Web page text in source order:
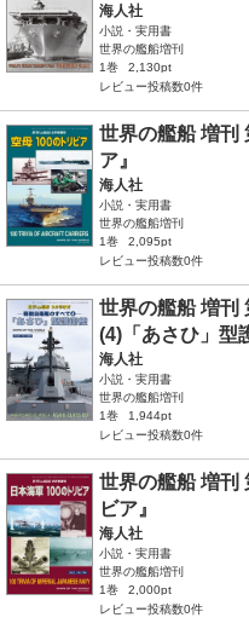
海人社
小説・実用書
世界の艦船増刊
1巻
2,130pt
レビュー投稿数0件
世界の艦船 増刊
ア』
海人社
小説・実用書
世界の艦船増刊
1巻
2,095pt
レビュー投稿数0件
世界の艦船 増刊
(4)「あさひ」型
海人社
小説・実用書
世界の艦船増刊
1巻
1,944pt
レビュー投稿数0件
世界の艦船 増刊
ビア』
海人社
小説・実用書
世界の艦船増刊
1巻
2,000pt
レビュー投稿数0件